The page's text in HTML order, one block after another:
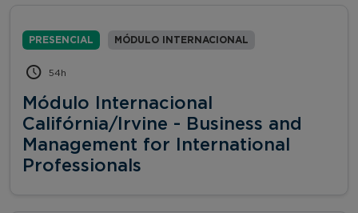
PRESENCIAL MÓDULO INTERNACIONAL
54h
Módulo Internacional
Califórnia/Irvine - Business and
Management for International
Professionals